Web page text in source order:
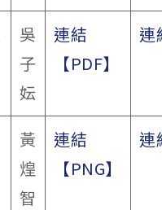
吳
子
妘
連結
【PDF】
連
黃
煌
智
連結
【PNG】
連